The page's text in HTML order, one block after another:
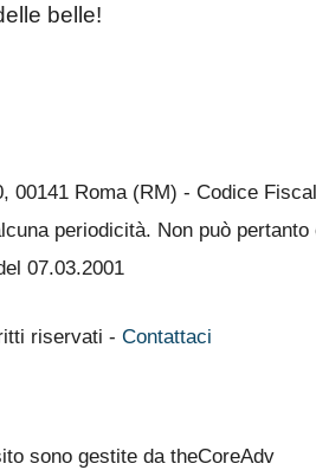
belle!
Roma (RM) - Codice
periodicità. Non può
07.03.2001
riservati - Contattaci
sono gestite da theCoreAdv